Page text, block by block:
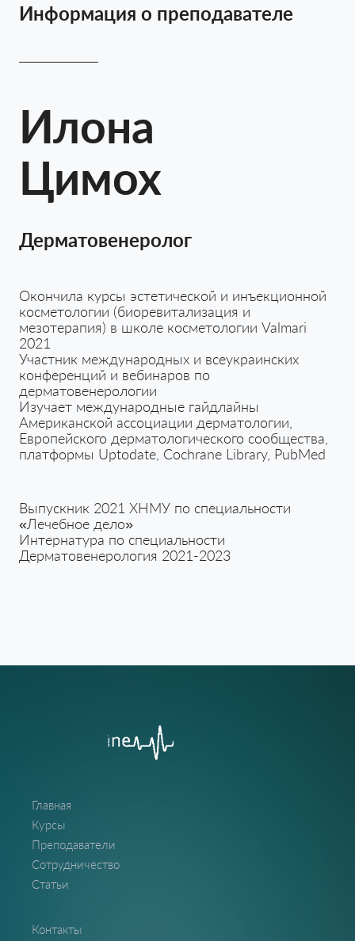
Информация о преподавателе
Илона
Цимох
Дерматовенеролог
Окончила курсы эстетической и инъекционной
косметологии (биоревитализация и
мезотерапия) в школе косметологии Valmari
2021
Участник международных и всеукраинских
конференций и вебинаров по
дерматовенерологии
Изучает международные гайдлайны
Американской ассоциации дерматологии,
Европейского дерматологического сообщества,
платформы Uptodate, Cochrane Library, PubMed
Выпускник 2021 ХНМУ по специальности
«Лечебное дело»
Интернатура по специальности
Дерматовенерология 2021-2023
Главная
Курсы
Преподаватели
Сотрудничество
Статьи
Контакты